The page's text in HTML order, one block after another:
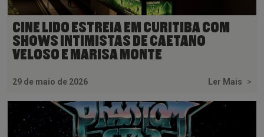
CINE LIDO ESTREIA EM CURITIBA COM
SHOWS INTIMISTAS DE CAETANO
VELOSO E MARISA MONTE
29 de maio de 2026 Ler Mais >